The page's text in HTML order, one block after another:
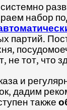
набор
партий.
тот, что
и
дадим
также